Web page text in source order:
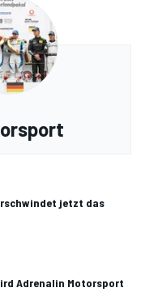
jetzt das
Adrenalin Motorsport